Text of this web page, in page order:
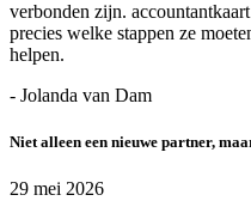
verbonden zijn.
precies welke stappen ze
helpen.
- Jolanda van Dam
Niet alleen een nieuwe partner,
29 mei 2026